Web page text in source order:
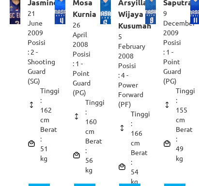
Jasmine
21
June
2009
Posisi
: 2 -
Shooting
Guard
(SG)
Tinggi
:
162
cm
Berat
:
51
kg
Mosa
Kurnia
26
April
2008
Posisi
: 1 -
Point
Guard
(PG)
Tinggi
:
160
cm
Berat
:
56
kg
Arsyilla
Wijaya
Kusumah
5
February
2008
Posisi
: 4 -
Power
Forward
(PF)
Tinggi
:
166
cm
Berat
:
54
kg
Saputra
9
December
2009
Posisi
: 1 -
Point
Guard
(PG)
Tinggi
:
155
cm
Berat
:
49
kg